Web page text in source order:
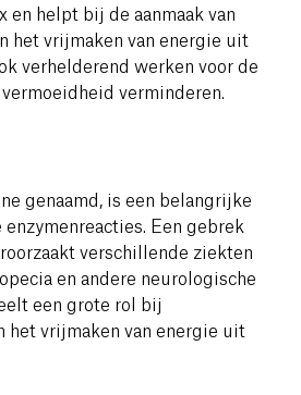
en helpt bij de aanmaak van
het vrijmaken van energie uit
verhelderend werken voor de
verminderen.
genaamd, is een belangrijke
Een gebrek
verschillende ziekten
en andere neurologische
een grote rol bij
het vrijmaken van energie uit